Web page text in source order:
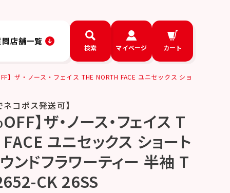
店舗一覧
検索 マイページ カート
】ザ・ノース・フェイス THE NORTH FACE ユニセックス ショ
コポス発送可】
】ザ・ノース・フェイス T
ユニセックス ショート
ンドフラワーティー 半袖 T
CK 26SS